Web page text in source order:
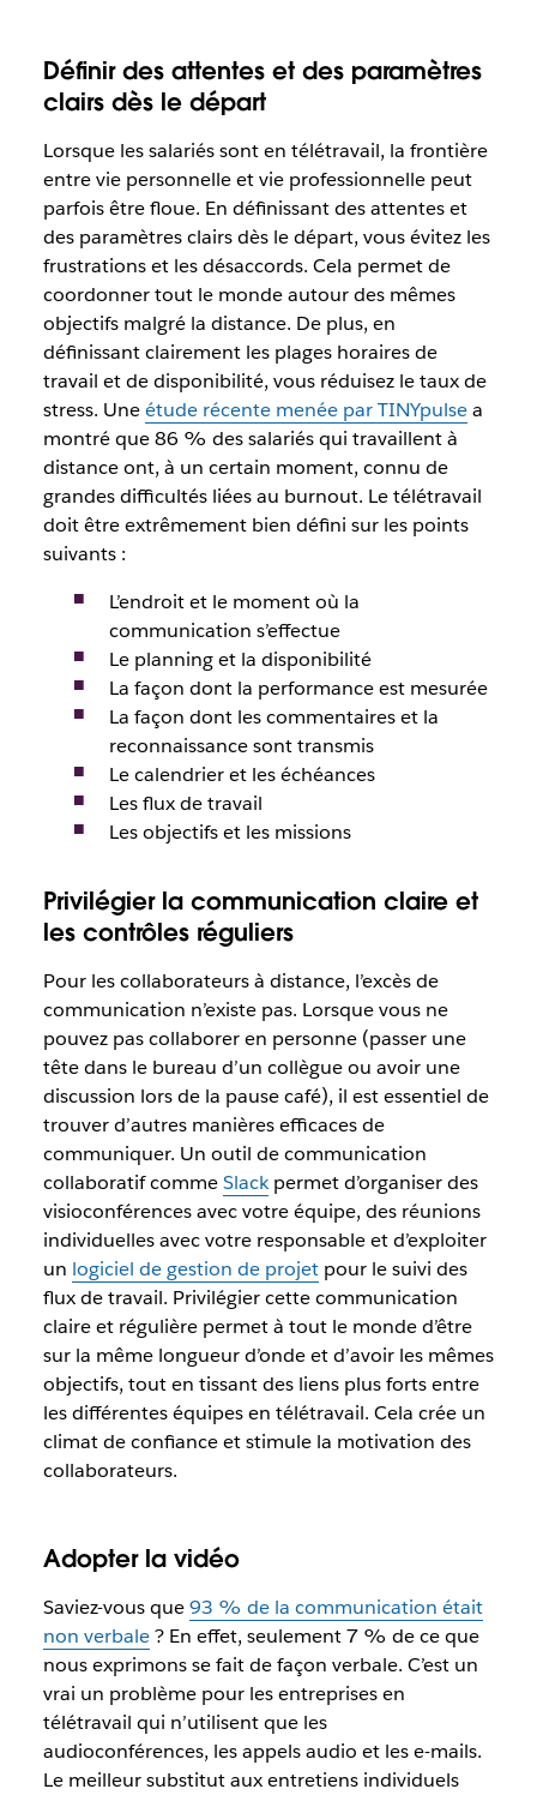
Définir des attentes et des paramètres
clairs dès le départ
Lorsque les salariés sont en télétravail, la frontière
entre vie personnelle et vie professionnelle peut
parfois être floue. En définissant des attentes et
des paramètres clairs dès le départ, vous évitez les
frustrations et les désaccords. Cela permet de
coordonner tout le monde autour des mêmes
objectifs malgré la distance. De plus, en
définissant clairement les plages horaires de
travail et de disponibilité, vous réduisez le taux de
stress. Uneétude récente menée par TINYpulsea
montré que 86 % des salariés qui travaillent à
distance ont, à un certain moment, connu de
grandes difficultés liées au burnout. Le télétravail
doit être extrêmement bien défini sur les points
suivants :
L’endroit et le moment où la
communication s’effectue
Le planning et la disponibilité
La façon dont la performance est mesurée
La façon dont les commentaires et la
reconnaissance sont transmis
Le calendrier et les échéances
Les flux de travail
Les objectifs et les missions
Privilégier la communication claire et
les contrôles réguliers
Pour les collaborateurs à distance, l’excès de
communication n’existe pas. Lorsque vous ne
pouvez pas collaborer en personne (passer une
tête dans le bureau d’un collègue ou avoir une
discussion lors de la pause café), il est essentiel de
trouver d’autres manières efficaces de
communiquer. Un outil de communication
collaboratif commeSlackpermet d’organiser des
visioconférences avec votre équipe, des réunions
individuelles avec votre responsable et d’exploiter
un logiciel de gestion de projetpour le suivi des
flux de travail. Privilégier cette communication
claire et régulière permet à tout le monde d’être
sur la même longueur d’onde et d’avoir les mêmes
objectifs, tout en tissant des liens plus forts entre
les différentes équipes en télétravail. Cela crée un
climat de confiance et stimule la motivation des
collaborateurs.
Adopter la vidéo
Saviez-vous que93 % de la communication était
non verbale? En effet, seulement 7 % de ce que
nous exprimons se fait de façon verbale. C’est un
vrai un problème pour les entreprises en
télétravail qui n’utilisent que les
audioconférences, les appels audio et les e-mails.
Le meilleur substitut aux entretiens individuels